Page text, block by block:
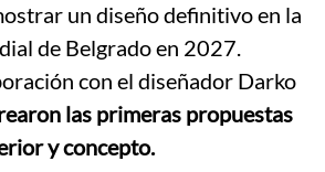
un diseño definitivo en la
de Belgrado en 2027.
con el diseñador Darko
las primeras propuestas
y concepto.